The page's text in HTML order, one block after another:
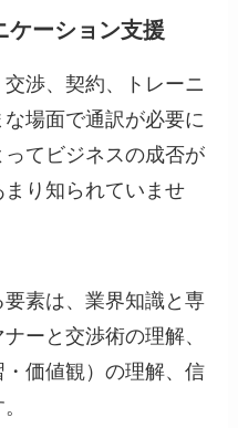
ケーション支援
渉、契約、トレーニ
場面で通訳が必要に
てビジネスの成否が
り知られていませ
素は、業界知識と専
ーと交渉術の理解、
価値観）の理解、信